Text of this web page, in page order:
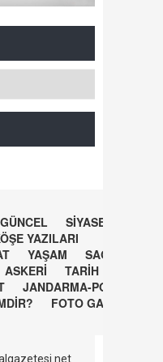
GÜNCEL
SİYASET
YAZILARI
YAŞAM
SAĞLIK
ASKERİ
TARİH
JANDARMA-POLİS
FOTO GALERİ